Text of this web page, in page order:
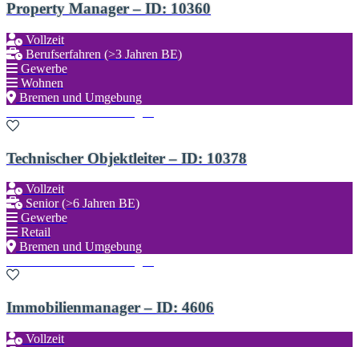
Property Manager – ID: 10360
Vollzeit
Berufserfahren (>3 Jahren BE)
Gewerbe
Wohnen
Bremen und Umgebung
Technischer Objektleiter – ID: 10378
Vollzeit
Senior (>6 Jahren BE)
Gewerbe
Retail
Bremen und Umgebung
Immobilienmanager – ID: 4606
Vollzeit